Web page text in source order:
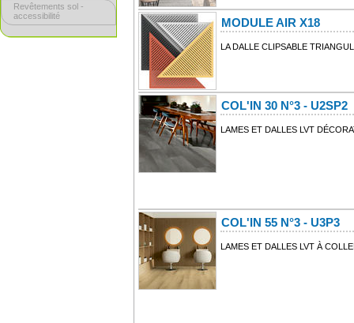
Revêtements sol -
accessibilité
MODULE AIR X18
LA DALLE CLIPSABLE
COL'IN 30 N°3 - U2SP2
LAMES ET DALLES LVT
COL'IN 55 N°3 - U3P3
LAMES ET DALLES LVT À